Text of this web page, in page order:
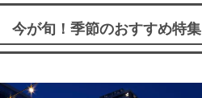
今が旬！季節のおすすめ特集